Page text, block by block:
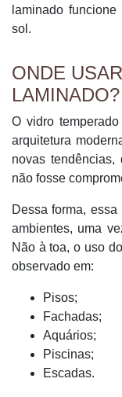
laminado
sol.
ONDE
LAMINADO?
O vidro
arquitetura
novas
não fosse
Dessa forma,
ambientes, uma
Não à toa, o uso
observado em:
Pisos;
Fachadas;
Aquários;
Piscinas;
Escadas.